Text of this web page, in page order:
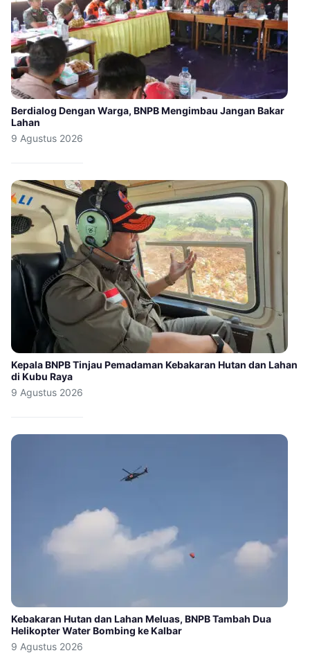
Berdialog Dengan Warga, BNPB Mengimbau Jangan Bakar
Lahan
9 Agustus 2026
Kepala BNPB Tinjau Pemadaman Kebakaran Hutan dan Lahan
di Kubu Raya
9 Agustus 2026
Kebakaran Hutan dan Lahan Meluas, BNPB Tambah Dua
Helikopter Water Bombing ke Kalbar
9 Agustus 2026